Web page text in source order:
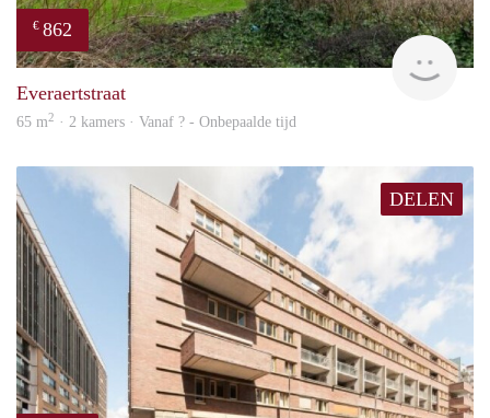
€ 862
Everaertstraat
65 m2 · 2 kamers · Vanaf ? - Onbepaalde tijd
DELEN